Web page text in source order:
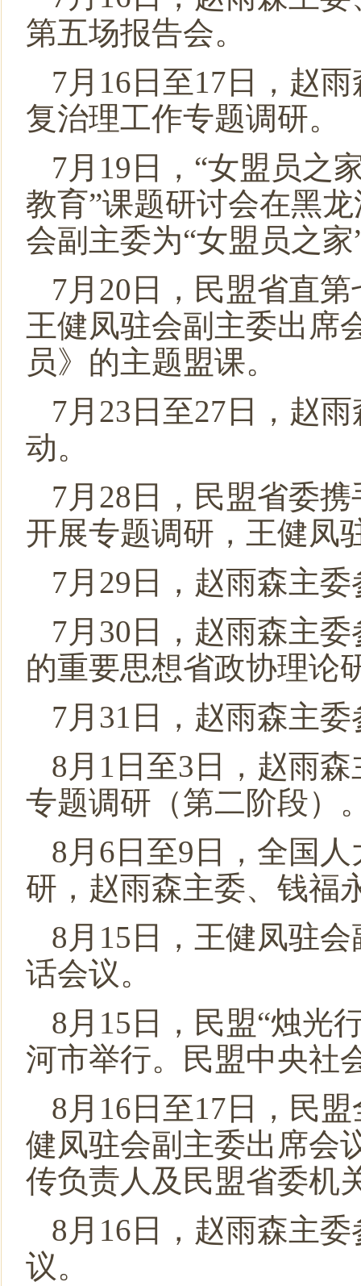
第五场报告会。
7月16日至17日，赵
复治理工作专题调研。
7月19日，“女盟员之
教育”课题研讨会在黑
会副主委为“女盟员之
7月20日，民盟省直
王健凤驻会副主委出席
员》的主题盟课。
7月23日至27日，赵
动。
7月28日，民盟省委
开展专题调研，王健凤
7月29日，赵雨森主
7月30日，赵雨森主
的重要思想省政协理论
7月31日，赵雨森主
8月1日至3日，赵雨
专题调研（第二阶段）
8月6日至9日，全国
研，赵雨森主委、钱福
8月15日，王健凤驻
话会议。
8月15日，民盟“烛光
河市举行。民盟中央社
8月16日至17日，民
健凤驻会副主委出席会
传负责人及民盟省委机
8月16日，赵雨森主
议。